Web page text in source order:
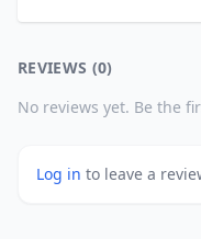
REVIEWS (0)
No reviews yet. Be the
Log in to leave a